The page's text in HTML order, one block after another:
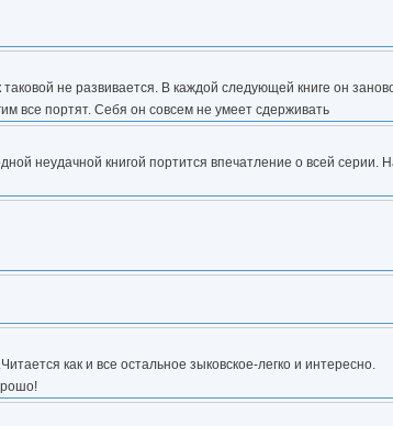
не развивается. В каждой следующей книге он
все портят. Себя он совсем не умеет сдерживать
неудачной книгой портится впечатление о всей серии.
как и все остальное зыковское-легко и интересно.